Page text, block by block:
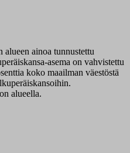
alueen ainoa tunnustettu
asema on vahvistettu
koko maailman väestöstä
alueella.